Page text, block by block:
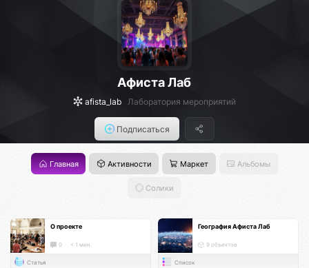
Афиста Лаб
afista_lab Лаборатория мероприятий
Подписаться
Главная Активности Маркет Альбомы
Солики
О проекте
0 < 1 мин.
Статья
География Афиста Лаб
9 объектов
Список